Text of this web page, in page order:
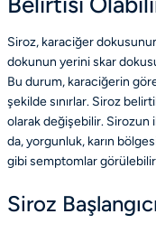
Siroz, karaciğer
dokunun yerini skar
Bu durum, karaciğerin
şekilde sınırlar. Siroz
olarak değişebilir. Sirozun
da, yorgunluk, karın
gibi semptomlar
Siroz